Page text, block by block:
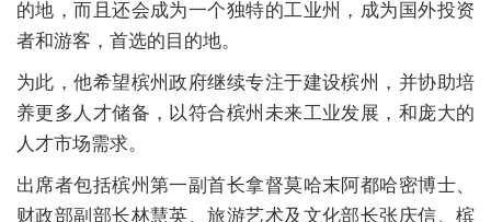
的地，而且还会成为一个独特的工业州，成为国外投资
者和游客，首选的目的地。
为此，他希望槟州政府继续专注于建设槟州，并协助培
养更多人才储备，以符合槟州未来工业发展，和庞大的
人才市场需求。
出席者包括槟州第一副首长拿督莫哈末阿都哈密博士、
财政部副部长林慧英、旅游艺术及文化部长张庆信、槟